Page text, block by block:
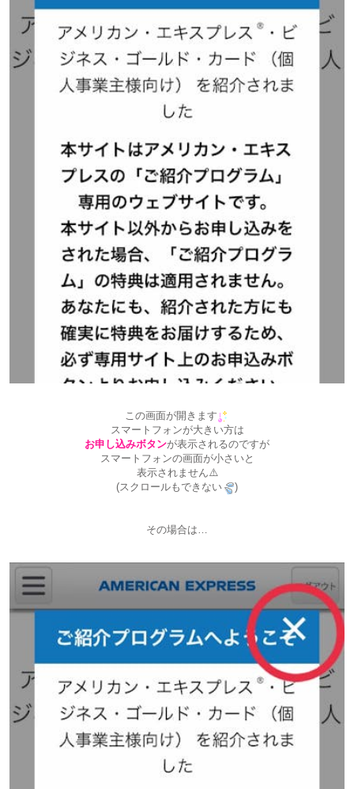
この画面が開きます
スマートフォンが大きい方は
お申し込みボタンが表示されるのですが
スマートフォンの画面が小さいと
表示されません⚠️
(スクロールもできない
)
その場合は…